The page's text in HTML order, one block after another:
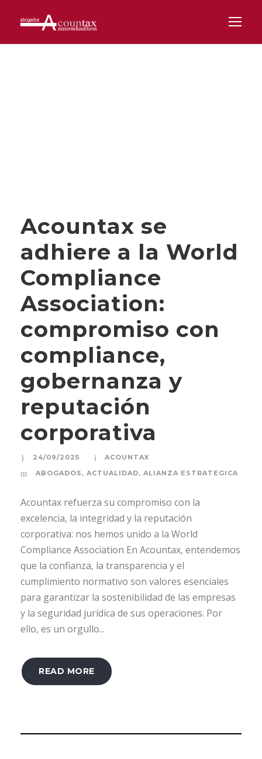
Acountax se
adhiere a la World
Compliance
Association:
compromiso con
compliance,
gobernanza y
reputación
corporativa
24/09/2025
ACOUNTAX
ABOGADOS , ACTUALIDAD, ALIANZA ESTRATEGICA
Acountax refuerza su compromiso con la
excelencia, la integridad y la reputación
corporativa: nos hemos unido a la World
Compliance Association En Acountax, entendemos
que la confianza, la transparencia y el
cumplimiento normativo son valores esenciales
para garantizar la sostenibilidad de las empresas
y la seguridad jurídica de sus operaciones. Por
ello, es un orgullo...
READ MORE